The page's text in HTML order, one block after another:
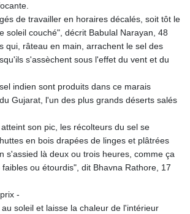
de travailler en horaires décalés, soit tôt le
soleil couché", décrit Babulal Narayan, 48
qui, râteau en main, arrachent le sel des
s'assèchent sous l'effet du vent et du
indien sont produits dans ce marais
Gujarat, l'un des plus grands déserts salés
son pic, les récolteurs du sel se
en bois drapées de linges et plâtrées
s'assied là deux ou trois heures, comme ça
ou étourdis", dit Bhavna Rathore, 17
-
soleil et laisse la chaleur de l'intérieur